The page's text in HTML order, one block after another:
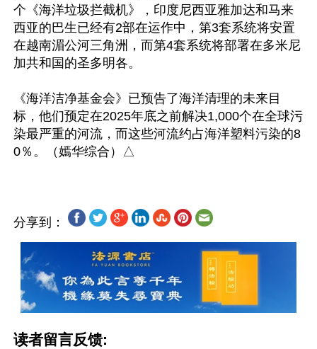
个《海洋垃圾拦截机》，印度尼西亚雅加达和马来
西亚的巴生已经有2部在运作中，第3套系统将安置
在越南湄公河三角洲，而第4套系统将部署在多米尼
加共和国的圣多明各。
《海洋洁净基金会》已预告了海洋清理的未来目
标，他们预定在2025年底之前解决1,000个在全球污
染最严重的河流，而这些河流约占海洋塑料污染的8
分享到：
读者留言反馈: